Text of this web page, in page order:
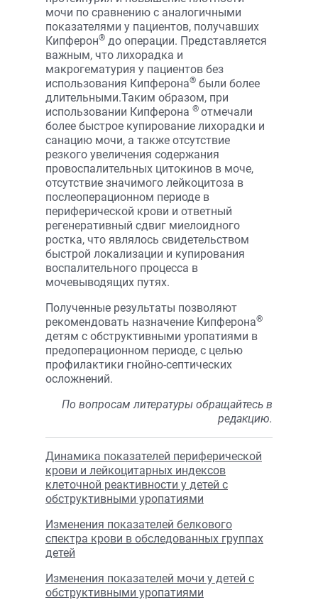
мочи по сравнению с аналогичными
показателями у пациентов, получавших
Кипферон® до операции. Представляется
важным, что лихорадка и
макрогематурия у пациентов без
использования Кипферона® были более
длительными.Таким образом, при
использовании Кипферона ® отмечали
более быстрое купирование лихорадки и
санацию мочи, а также отсутствие
резкого увеличения содержания
провоспалительных цитокинов в моче,
отсутствие значимого лейкоцитоза в
послеоперационном периоде в
периферической крови и ответный
регенеративный сдвиг миелоидного
ростка, что являлось свидетельством
быстрой локализации и купирования
воспалительного процесса в
мочевыводящих путях.
Полученные результаты позволяют
рекомендовать назначение Кипферона®
детям с обструктивными уропатиями в
предоперационном периоде, с целью
профилактики гнойно-септических
осложнений.
По вопросам литературы обращайтесь в
редакцию.
Динамика показателей периферической
крови и лейкоцитарных индексов
клеточной реактивности у детей с
обструктивными уропатиями
Изменения показателей белкового
спектра крови в обследованных группах
детей
Изменения показателей мочи у детей с
обструктивными уропатиями